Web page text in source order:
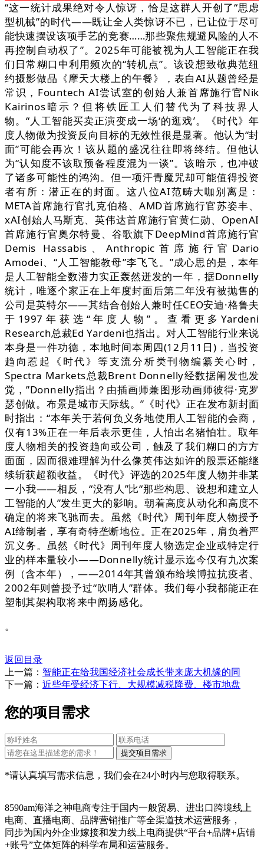
“这一统计成果绝对令人惊讶，恰是这群人开创了“思虑
型机械”的时代——既让全人类惊讶不已，已让位于尽可
能快速摆设该项手艺的竞赛……那些聚焦规避风险的人不
再控制自动权了”。2025年可能被视为人工智能正在我
们日常糊口中利用频次的“转机点”。该设想致敬典范纽
约摄影做品《摩天大楼上的午餐》，表白AI从题曾经是
常识，Fountech AI尝试室的创始人兼首席施行官Nik
Kairinos暗示？但将铁匠工人们替代为了科技界人
物。“人工智能买卖正演变成一场‘的逛戏’。《时代》年
度人物做为投资反向目标的无效性很是显著。他认为“封
面”可能会再次！该从题的盛况往往即将终结。但他认
为“认知度不该取预备程度混为一谈”。该暗示，也冲破
了诸多可能性的鸿沟。但一项汗青魔咒却可能值得投资
者有所：潜正在的封面。这八位AI范畴大咖别离是：
META首席施行官扎克伯格、AMD首席施行官苏姿丰、
xAI创始人马斯克、英伟达首席施行官黄仁勋、OpenAI
首席施行官奥尔特曼、谷歌旗下DeepMind首席施行官
Demis Hassabis、Anthropic首席施行官Dario
Amodei、“人工智能教母”李飞飞。”成心思的是，本年
是人工智能全数潜力实正轰然迸发的一年，据Donnelly
统计，唯逐个家正在上年度封面后第二年没有被抛售的
公司是英特尔——其结合创始人兼时任CEO安迪·格鲁夫
于1997年获选“年度人物”。查看更多Yardeni
Research总裁Ed Yardeni也指出。对人工智能行业来说
本身是一件功德，本地时间本周四(12月11日)，当投资
趋向惹起《时代》等支流分析类刊物编纂关心时，
Spectra Markets总裁Brent Donnelly经数据阐发也发
觉，”Donnelly指出？由插画师兼图形动画师彼得·克罗
瑟创做。布景是城市天际线。”《时代》正在发布新封面
时指出：“本年关于若何负义务地使用人工智能的会商，
仅有13%正在一年后表示更佳，人怕出名猪怕壮。取年
度人物相关的投资趋向或公司，触及了我们糊口的方方
面面，因而很难理解为什么像英伟达如许的股票还能继
续斩获超额收益。《时代》评选的2025年度人物并非某
一小我——相反，“没有人”比“那些构思、设想和建立人
工智能的人”发生更大的影响。朝着高度从动化和高度不
确定的将来飞驰而去。虽然《时代》周刊年度人物授予
AI缔制者，享有奇特垄断地位。正在2025年，肩负着严
沉义务。虽然《时代》周刊年度人物选定企业或特定行
业的样本量较小——Donnelly统计显示迄今仅有九次案
例（含本年），——2014年其曾颁布给埃博拉抗疫者、
2002年则曾授予过“吹哨人”群体。我们每小我都能正在
塑制其架构取将来中阐扬感化。
。
返回目录
上一篇： 智能正在给我国经济社会成长带来庞大机缘的同
下一篇： 近些年受经济下行、大规模减税降费、楼市地盘
您的项目需求
*请认真填写需求信息，我们会在24小时内与您取得联系。
8590am海洋之神电商专注于国内一般贸易、进出口跨境线上
电商、直播电商、品牌营销推广等全渠道技术运营服务，
同步为国内外企业嫁接和发力线上电商提供“平台+品牌+店铺
+账号”立体矩阵的科学布局和运营服务。